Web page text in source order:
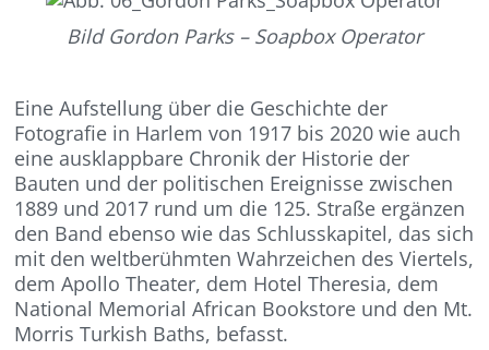
Bild Gordon Parks – Soapbox Operator
Eine Aufstellung über die Geschichte der
Fotografie in Harlem von 1917 bis 2020 wie auch
eine ausklappbare Chronik der Historie der
Bauten und der politischen Ereignisse zwischen
1889 und 2017 rund um die 125. Straße ergänzen
den Band ebenso wie das Schlusskapitel, das sich
mit den weltberühmten Wahrzeichen des Viertels,
dem Apollo Theater, dem Hotel Theresia, dem
National Memorial African Bookstore und den Mt.
Morris Turkish Baths, befasst.